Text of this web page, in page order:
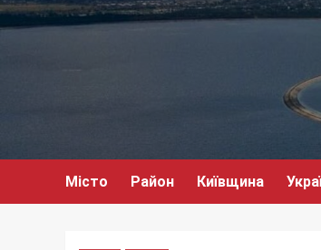
Перейти
до
Місто Район Київщина